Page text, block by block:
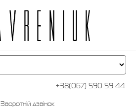
Зворотній дзвінок
+38(067) 590 59 44